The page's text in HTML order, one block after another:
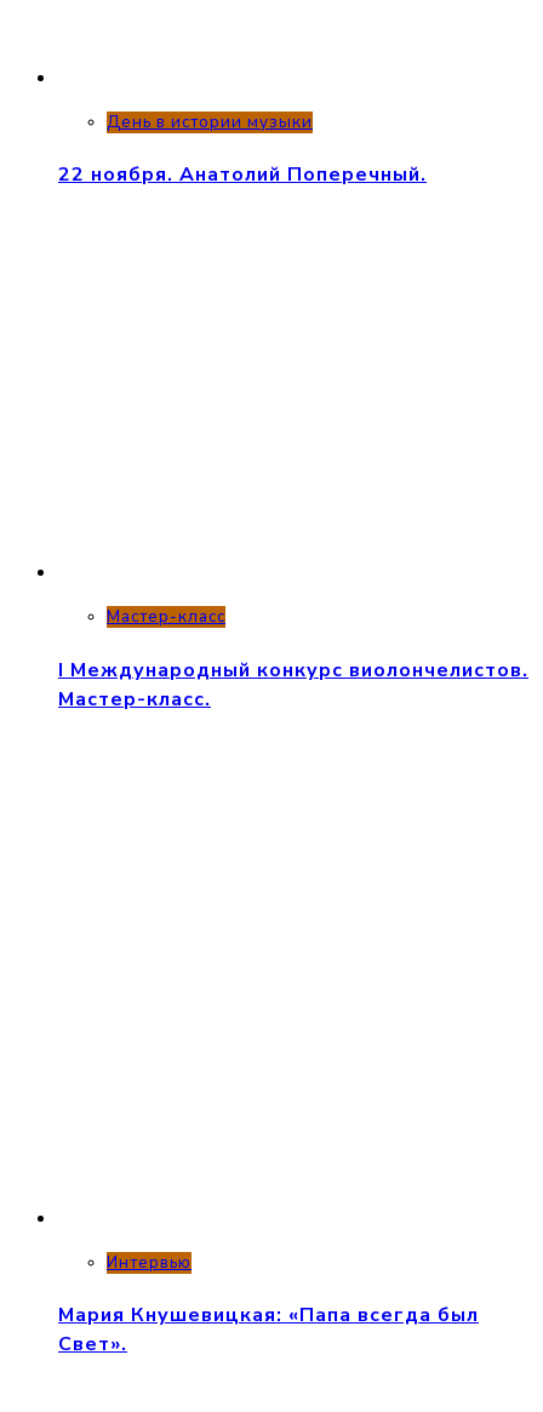
День в истории музыки
22 ноября. Анатолий Поперечный.
Мастер-класс
I Международный конкурс виолончелистов.
Мастер-класс.
Интервью
Мария Кнушевицкая: «Папа всегда был
Свет».